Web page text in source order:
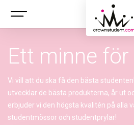
Ett minne för
Vi vill att du ska få den bästa
utvecklar de bästa produkterna, år ut
erbjuder vi den högsta kvalitén på alla
studentmössor och studentprylar!